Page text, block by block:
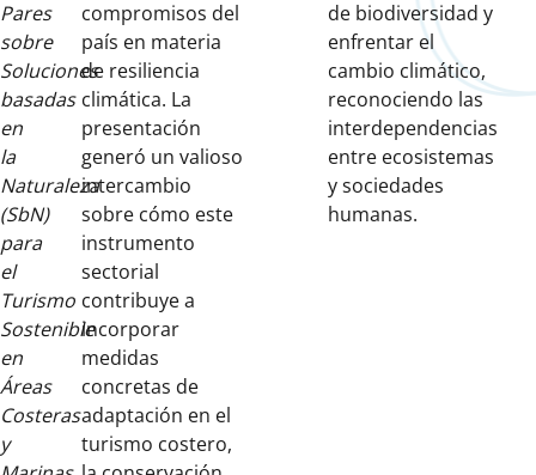
Pares
sobre
Soluciones
basadas
en
la
Naturaleza
(SbN)
para
el
Turismo
Sostenible
en
Áreas
Costeras
y
compromisos del
país en materia
de resiliencia
climática. La
presentación
generó un valioso
intercambio
sobre cómo este
instrumento
sectorial
contribuye a
incorporar
medidas
concretas de
adaptación en el
turismo costero,
de biodiversidad y
enfrentar el
cambio climático,
reconociendo las
interdependencias
entre ecosistemas
y sociedades
humanas.